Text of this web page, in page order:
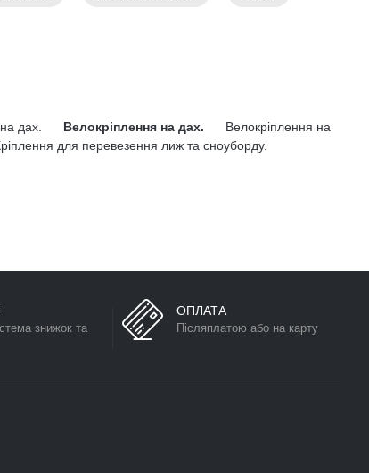
дах. Велокріплення на дах.
Велокріплення на
для перевезення лиж та сноуборду.
знижок та
ОПЛАТА
Післяплатою або на карту